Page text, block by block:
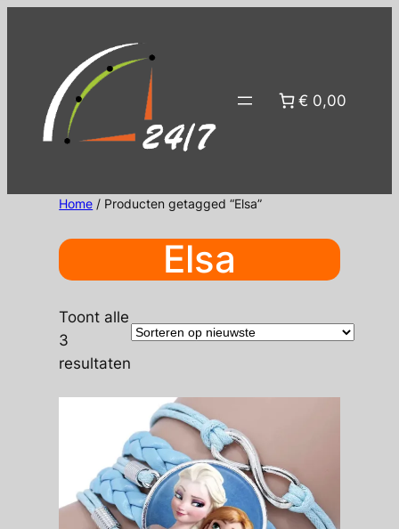
€ 0,00
Home / Producten getagged “Elsa”
Elsa
Toont alle
3
resultaten
nieuwste